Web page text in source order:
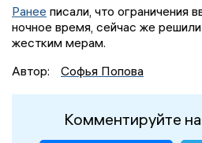
Ранее писали, что ограничения
ночное время, сейчас же
жестким мерам.
Автор:
Софья Попова
Комментируйте